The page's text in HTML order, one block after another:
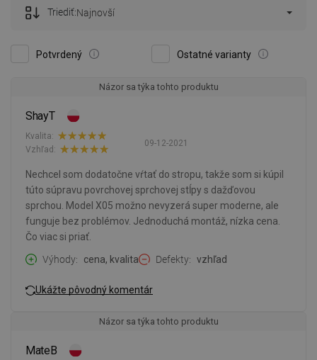
Potvrdený Ostatné varianty
Triediť:Najnovší
Názor sa týka tohto produktu
ShayT
09-12-2021
Kvalita:
Vzhľad:
Nechcel som dodatočne vŕtať do stropu, takže som si kúpil
túto súpravu povrchovej sprchovej stĺpy s dažďovou
sprchou. Model X05 možno nevyzerá super moderne, ale
funguje bez problémov. Jednoduchá montáž, nízka cena.
Čo viac si priať.
Výhody
cena, kvalita Defekty vzhľad
Ukážte pôvodný komentár
Názor sa týka tohto produktu
MateB